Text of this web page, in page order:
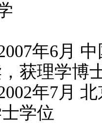
年6月
获理学博
年7月
学位